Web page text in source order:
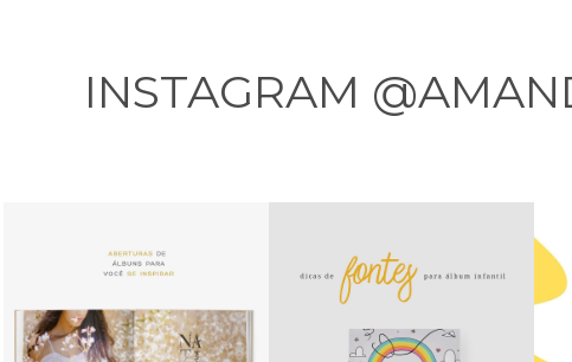
INSTAGRAM